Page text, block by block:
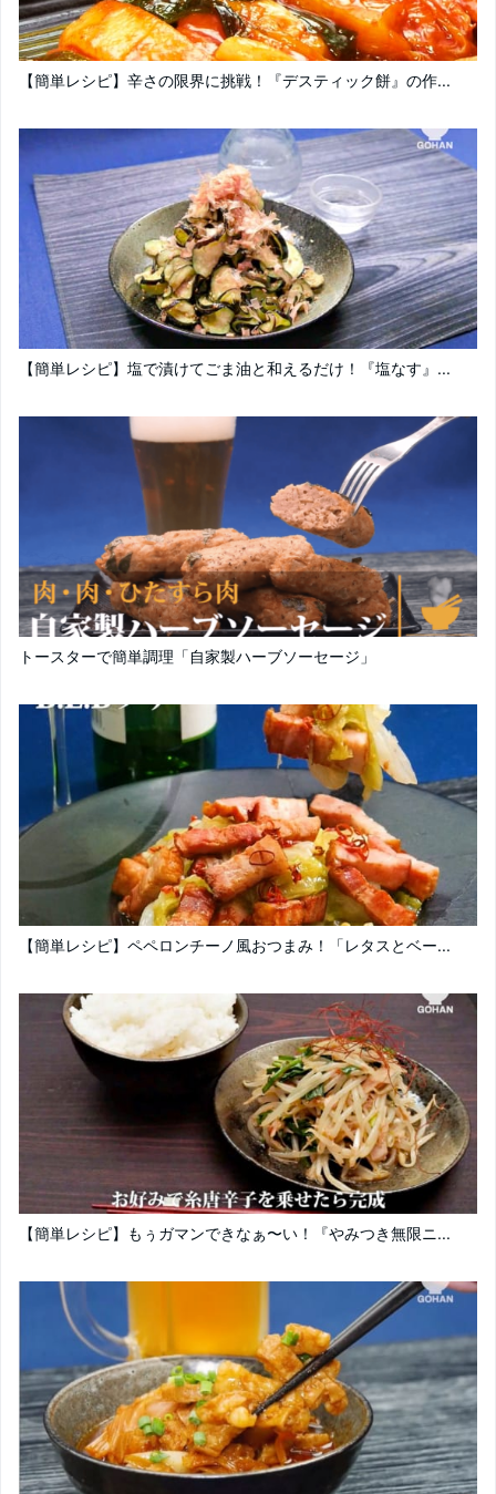
【簡単レシピ】辛さの限界に挑戦！『デスティック餅』の作...
【簡単レシピ】塩で漬けてごま油と和えるだけ！『塩なす』...
トースターで簡単調理「自家製ハーブソーセージ」
【簡単レシピ】ペペロンチーノ風おつまみ！「レタスとベー...
【簡単レシピ】もぅガマンできなぁ〜い！『やみつき無限ニ...